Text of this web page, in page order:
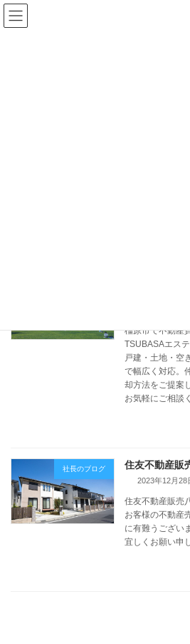
コ
ン
テ
ナ
ビ
ゲ
橿原市で不動産
TSUBASAエス
戸建・土地・空
で幅広く対応。
却方法をご提案
お気軽にご相談
社長のブログ 住友不動産販
2023年12月28
住友不動産販売
お客様の不動産
に有難うござい
宜しくお願い申